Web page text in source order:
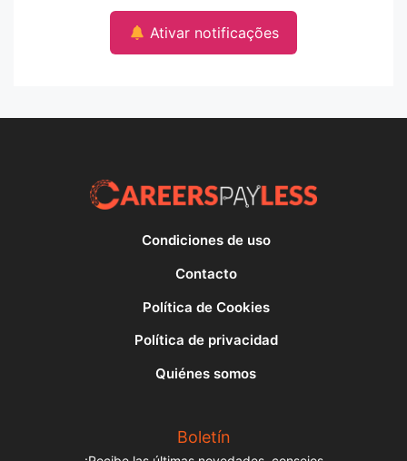
Ativar notificações
Condiciones de uso
Contacto
Política de Cookies
Política de privacidad
Quiénes somos
Boletín